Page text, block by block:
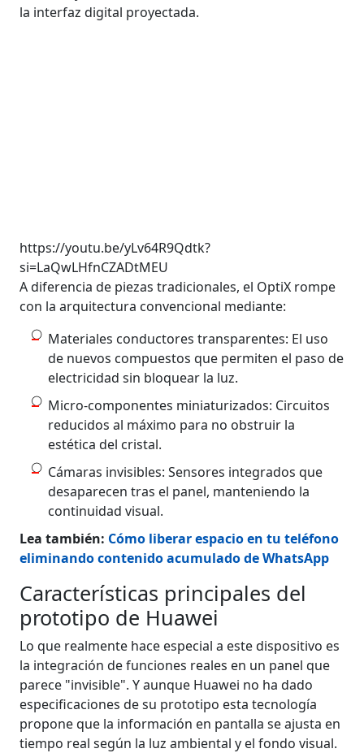
la interfaz digital proyectada.
https://youtu.be/yLv64R9Qdtk?
si=LaQwLHfnCZADtMEU
A diferencia de piezas tradicionales, el OptiX rompe
con la arquitectura convencional mediante:
Materiales conductores transparentes: El uso
de nuevos compuestos que permiten el paso de
electricidad sin bloquear la luz.
Micro-componentes miniaturizados: Circuitos
reducidos al máximo para no obstruir la
estética del cristal.
Cámaras invisibles: Sensores integrados que
desaparecen tras el panel, manteniendo la
continuidad visual.
Lea también: Cómo liberar espacio en tu teléfono
eliminando contenido acumulado de WhatsApp
Características principales del
prototipo de Huawei
Lo que realmente hace especial a este dispositivo es
la integración de funciones reales en un panel que
parece "invisible". Y aunque Huawei no ha dado
especificaciones de su prototipo esta tecnología
propone que la información en pantalla se ajusta en
tiempo real según la luz ambiental y el fondo visual.